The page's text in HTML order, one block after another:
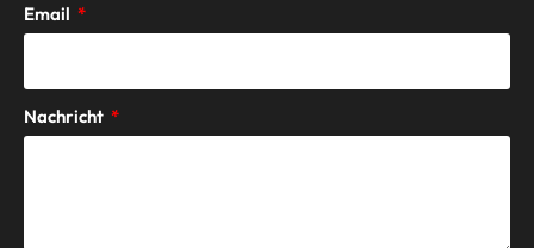
Email
Nachricht